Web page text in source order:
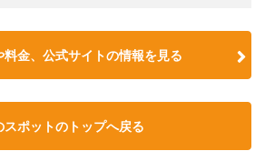
料金、公式サイトの情報を見る
スポットのトップへ戻る